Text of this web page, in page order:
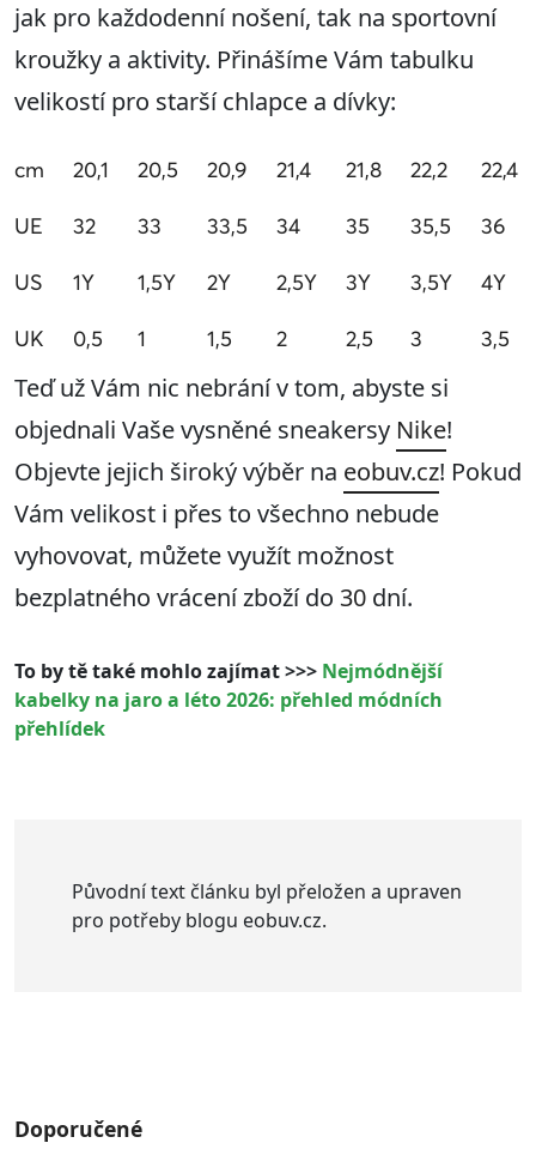
jak pro každodenní nošení, tak na sportovní
kroužky a aktivity. Přinášíme Vám tabulku
velikostí pro starší chlapce a dívky:
cm 20,1 20,5 20,9 21,4 21,8 22,2 22,4
UE 32 33 33,5 34 35 35,5 36
US 1Y 1,5Y 2Y 2,5Y 3Y 3,5Y 4Y
UK 0,5 1 1,5 2 2,5 3 3,5
Teď už Vám nic nebrání v tom, abyste si
objednali Vaše vysněné sneakersy Nike!
Objevte jejich široký výběr na eobuv.cz! Pokud
Vám velikost i přes to všechno nebude
vyhovovat, můžete využít možnost
bezplatného vrácení zboží do 30 dní.
To by tě také mohlo zajímat >>> Nejmódnější
kabelky na jaro a léto 2026: přehled módních
přehlídek
Původní text článku byl přeložen a upraven
pro potřeby blogu eobuv.cz.
Doporučené